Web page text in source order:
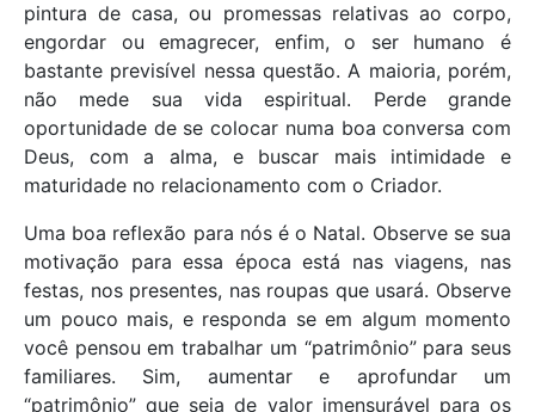
pintura de casa, ou promessas relativas ao corpo,
engordar ou emagrecer, enfim, o ser humano é
bastante previsível nessa questão. A maioria, porém,
não mede sua vida espiritual. Perde grande
oportunidade de se colocar numa boa conversa com
Deus, com a alma, e buscar mais intimidade e
maturidade no relacionamento com o Criador.
Uma boa reflexão para nós é o Natal. Observe se sua
motivação para essa época está nas viagens, nas
festas, nos presentes, nas roupas que usará. Observe
um pouco mais, e responda se em algum momento
você pensou em trabalhar um “patrimônio” para seus
familiares. Sim, aumentar e aprofundar um
“patrimônio” que seja de valor imensurável para os